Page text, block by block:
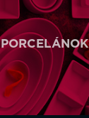
PORCELÁNOK